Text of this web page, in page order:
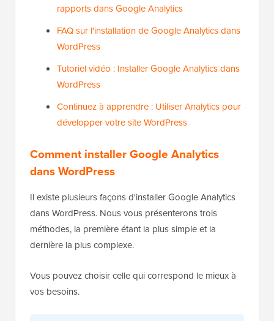
rapports dans Google Analytics
FAQ sur l'installation de Google Analytics dans
WordPress
Tutoriel vidéo : Installer Google Analytics dans
WordPress
Continuez à apprendre : Utiliser Analytics pour
développer votre site WordPress
Comment installer Google Analytics
dans WordPress
Il existe plusieurs façons d'installer Google Analytics
dans WordPress. Nous vous présenterons trois
méthodes, la première étant la plus simple et la
dernière la plus complexe.
Vous pouvez choisir celle qui correspond le mieux à
vos besoins.